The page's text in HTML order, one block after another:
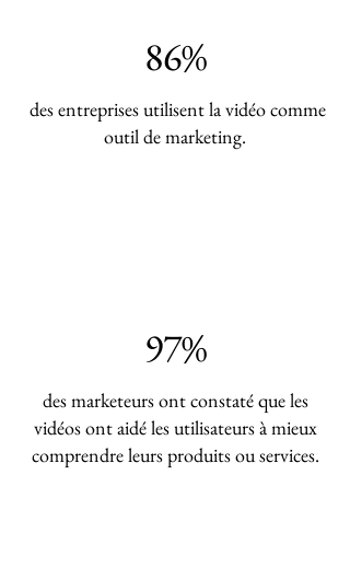
86%
des entreprises utilisent la vidéo comme
outil de marketing.
97%
des marketeurs ont constaté que les
vidéos ont aidé les utilisateurs à mieux
comprendre leurs produits ou services.